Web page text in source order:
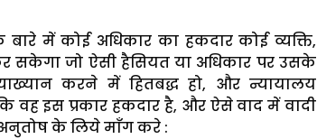
में कोई अधिकार का हकदार कोई व्यक्ति,
सकेगा जो ऐसी हैसियत या अधिकार पर उसके
करने में हितबद्ध हो, और न्यायालय
इस प्रकार हकदार है, और ऐसे वाद में वादी
के लिये माँग करे :